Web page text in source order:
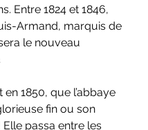
Entre 1824 et 1846,
Armand, marquis de
le nouveau
fin ou son
passa entre les